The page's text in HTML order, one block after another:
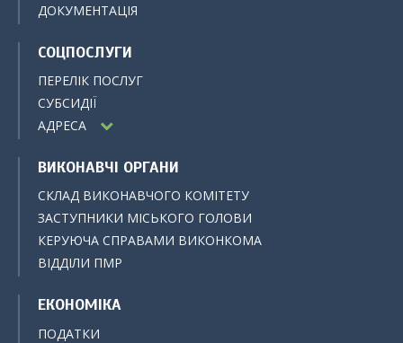
ДОКУМЕНТАЦІЯ
СОЦПОСЛУГИ
ПЕРЕЛІК ПОСЛУГ
СУБСИДІЇ
АДРЕСА
ВИКОНАВЧІ ОРГАНИ
СКЛАД ВИКОНАВЧОГО КОМІТЕТУ
ЗАСТУПНИКИ МІСЬКОГО ГОЛОВИ
КЕРУЮЧА СПРАВАМИ ВИКОНКОМА
ВІДДІЛИ ПМР
ЕКОНОМІКА
ПОДАТКИ